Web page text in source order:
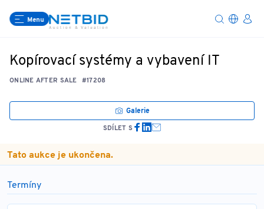
Menu
Kopírovací systémy a vybavení IT
ONLINE AFTER SALE #17208
Galerie
SDÍLET S
Tato aukce je ukončena.
Termíny